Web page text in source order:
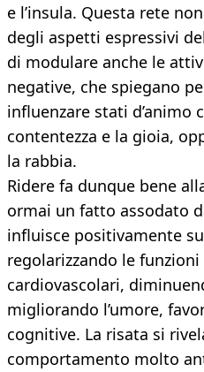
e l’insula. Questa rete
degli aspetti espressivi
di modulare anche le
negative, che spiegano
influenzare stati d’animo
contentezza e la gioia,
la rabbia.
Ridere fa dunque bene
ormai un fatto assodato
influisce positivamente
regolarizzando le
cardiovascolari,
migliorando l’umore,
cognitive. La risata si
comportamento molto